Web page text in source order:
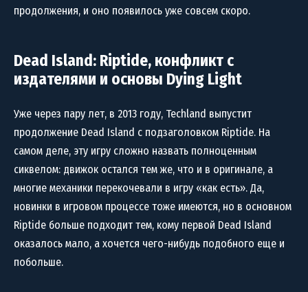
продолжения, и оно появилось уже совсем скоро.
Dead Island: Riptide, конфликт с
издателями и основы Dying Light
Уже через пару лет, в 2013 году, Techland выпустит
продолжение Dead Island с подзаголовком Riptide. На
самом деле, эту игру сложно назвать полноценным
сиквелом: движок остался тем же, что и в оригинале, а
многие механики перекочевали в игру «как есть». Да,
новинки в игровом процессе тоже имеются, но в основном
Riptide больше подходит тем, кому первой Dead Island
оказалось мало, а хочется чего-нибудь подобного еще и
побольше.